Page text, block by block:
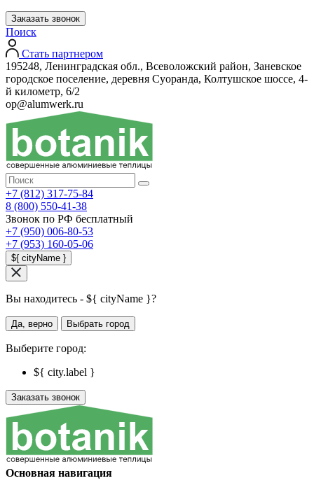
Заказать звонок
Поиск
Стать партнером
195248, Ленинградская обл., Всеволожский район, Заневское
городское поселение, деревня Суоранда, Колтушское шоссе, 4-
й километр, 6/2
op@alumwerk.ru
+7 (812) 317-75-84
8 (800) 550-41-38
Звонок по РФ бесплатный
+7 (950) 006-80-53
+7 (953) 160-05-06
${ cityName }
Вы находитесь - ${ cityName }?
Да, верно Выбрать город
Выберите город:
${ city.label }
Заказать звонок
Основная навигация